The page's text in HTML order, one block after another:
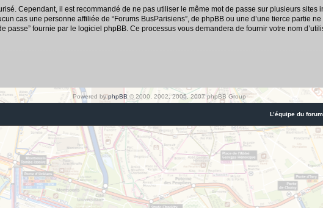
Cependant, il est recommandé de ne pas utiliser le même mot de passe sur plusieurs sites
cas une personne affiliée de “Forums BusParisiens”, de phpBB ou une d’une tierce partie
passe” fournie par le logiciel phpBB. Ce processus vous demandera de fournir votre nom
Powered byphpBB © 2000, 2002, 2005, 2007 phpBB Group
L’équipe du forum